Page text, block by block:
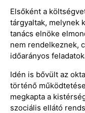
Elsőként a
tárgyaltak, melynek
tanács elnöke
nem rendelkeznek,
időarányos
Idén is bővült az
történő
megkapta a
szociális ellátó